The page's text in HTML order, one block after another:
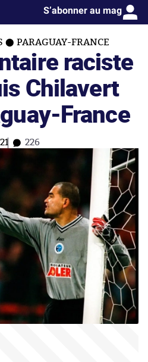
S’abonner au mag
PARAGUAY-FRANCE
raciste
Chilavert
France
226